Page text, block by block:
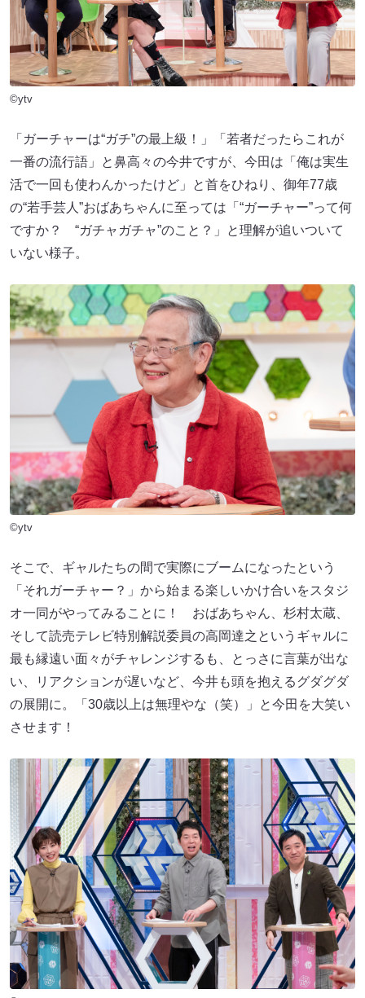
©ytv
「ガーチャーは“ガチ”の最上級！」「若者だったらこれが
一番の流行語」と鼻高々の今井ですが、今田は「俺は実生
活で一回も使わんかったけど」と首をひねり、御年77歳
の“若手芸人”おばあちゃんに至っては「“ガーチャー”って何
ですか？ “ガチャガチャ”のこと？」と理解が追いついて
いない様子。
©ytv
そこで、ギャルたちの間で実際にブームになったという
「それガーチャー？」から始まる楽しいかけ合いをスタジ
オ一同がやってみることに！ おばあちゃん、杉村太蔵、
そして読売テレビ特別解説委員の高岡達之というギャルに
最も縁遠い面々がチャレンジするも、とっさに言葉が出な
い、リアクションが遅いなど、今井も頭を抱えるグダグダ
の展開に。「30歳以上は無理やな（笑）」と今田を大笑い
させます！